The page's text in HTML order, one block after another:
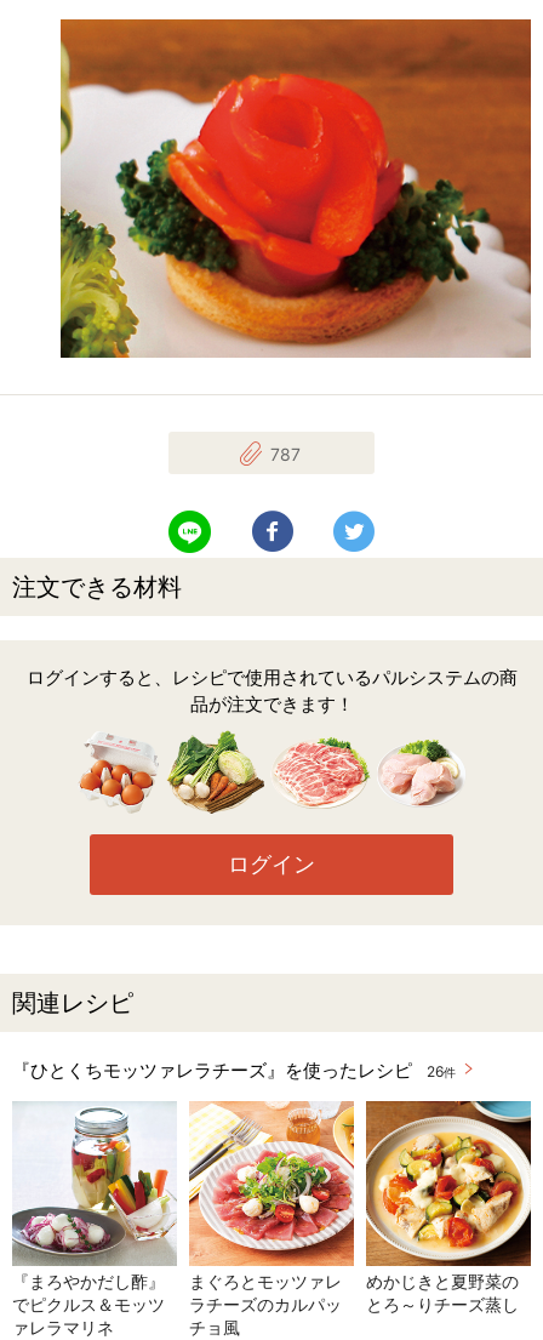
787
LINEで送る Facebookでシェアする
注文できる材料
ログインすると、レシピで使用されているパルシステムの商
品が注文できます！
ログイン
関連レシピ
『ひとくちモッツァレラチーズ』を使ったレシピ 26件
『まろやかだし酢』
でピクルス＆モッツ
ァレラマリネ
まぐろとモッツァレ
ラチーズのカルパッ
チョ風
めかじきと夏野菜の
とろ～りチーズ蒸し